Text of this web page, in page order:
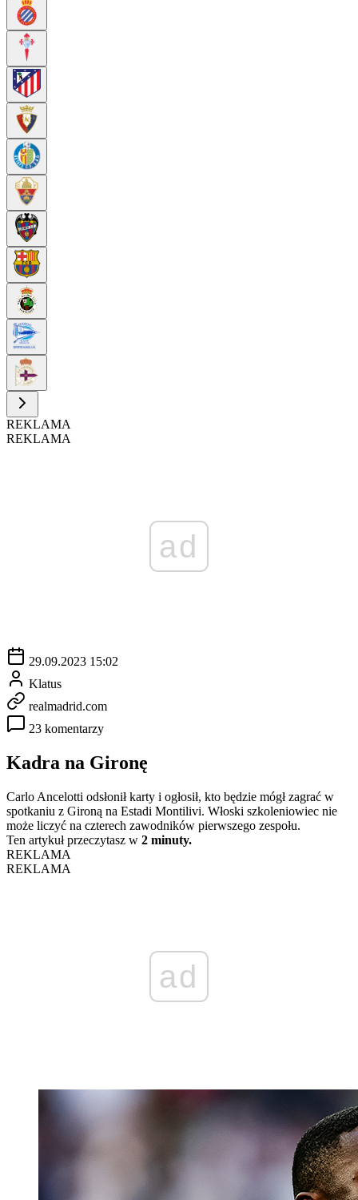
REKLAMA
REKLAMA
ad
29.09.2023 15:02
Klatus
realmadrid.com
23 komentarzy
Kadra na Gironę
Carlo Ancelotti odsłonił karty i ogłosił, kto będzie mógł zagrać w
spotkaniu z Gironą na Estadi Montilivi. Włoski szkoleniowiec nie
może liczyć na czterech zawodników pierwszego zespołu.
Ten artykuł przeczytasz w 2 minuty.
REKLAMA
REKLAMA
ad